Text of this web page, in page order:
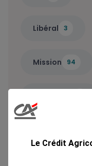
Libéral 3
Mission 94
Le Crédit